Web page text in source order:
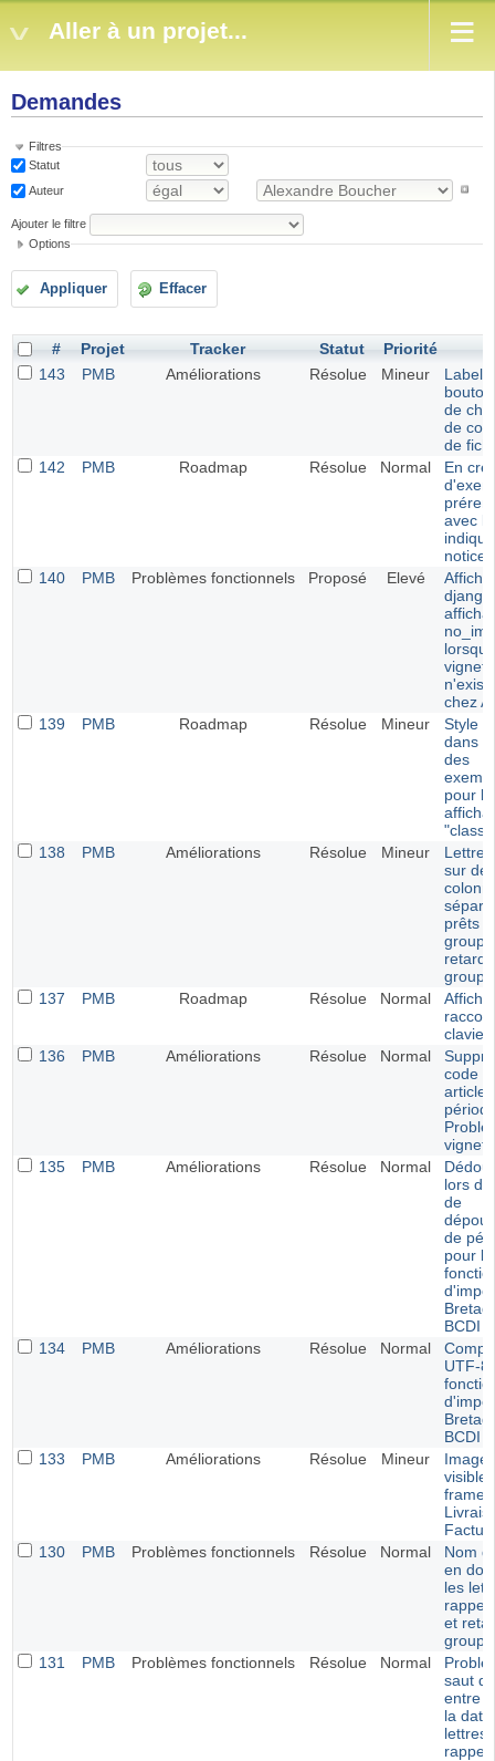
Aller à un projet...
Demandes
Filtres
Statut
Auteur
Ajouter le filtre
Options
Appliquer Effacer
# Projet Tracker Statut Priorité
143
PMB Améliorations Résolue Mineur
Label
de
de
de
142
PMB Roadmap Résolue Normal
En
avec
notice
140
PMB Problèmes fonctionnels Proposé Elevé
django
chez
139
PMB Roadmap Résolue Mineur
Style
dans
des
pour
138
PMB Améliorations Résolue Mineur
Lettre
sur
prêts
groupe
137
PMB Roadmap Résolue Normal
clavier
136
PMB Améliorations Résolue Normal
code
135
PMB Améliorations Résolue Normal
lors
de
de
pour
BCDI
134
PMB Améliorations Résolue Normal
UTF-8
BCDI
133
PMB Améliorations Résolue Mineur
Image
visible
frames
130
PMB Problèmes fonctionnels Résolue Normal
Nom
en
les
rappel
et
groupe
131
PMB Problèmes fonctionnels Résolue Normal
saut
entre
la
lettres
rappel